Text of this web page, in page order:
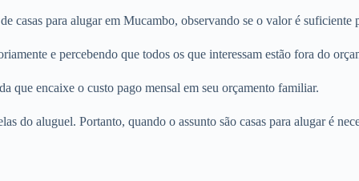
casas para alugar em Mucambo, observando se o valor é
e percebendo que todos os que interessam estão fora do
que encaixe o custo pago mensal em seu orçamento familiar.
aluguel. Portanto, quando o assunto são casas para alugar é